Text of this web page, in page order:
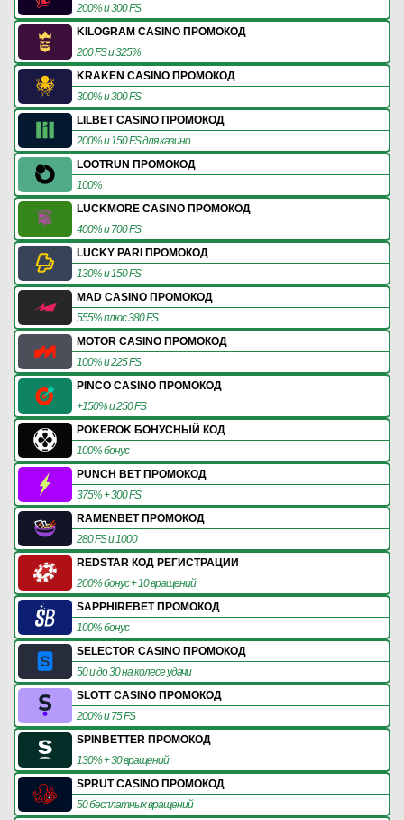
200% и 300 FS
KILOGRAM CASINO ПРОМОКОД
200 FS и 325%
KRAKEN CASINO ПРОМОКОД
300% и 300 FS
LILBET CASINO ПРОМОКОД
200% и 150 FS для казино
LOOTRUN ПРОМОКОД
100%
LUCKMORE CASINO ПРОМОКОД
400% и 700 FS
LUCKY PARI ПРОМОКОД
130% и 150 FS
MAD CASINO ПРОМОКОД
555% плюс 380 FS
MOTOR CASINO ПРОМОКОД
100% и 225 FS
PINCO CASINO ПРОМОКОД
+150% и 250 FS
POKEROK БОНУСНЫЙ КОД
100% бонус
PUNCH BET ПРОМОКОД
375% + 300 FS
RAMENBET ПРОМОКОД
280 FS и 1000
REDSTAR КОД РЕГИСТРАЦИИ
200% бонус + 10 вращений
SAPPHIREBET ПРОМОКОД
100% бонус
SELECTOR CASINO ПРОМОКОД
50 и до 30 на колесе удачи
SLOTT CASINO ПРОМОКОД
200% и 75 FS
SPINBETTER ПРОМОКОД
130% + 30 вращений
SPRUT CASINO ПРОМОКОД
50 бесплатных вращений